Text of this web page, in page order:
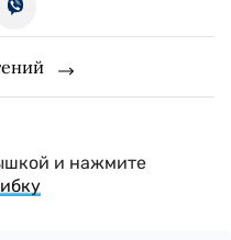
и нажмите